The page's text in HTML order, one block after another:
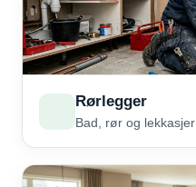
Rørlegger
Bad, rør og lekkasjer